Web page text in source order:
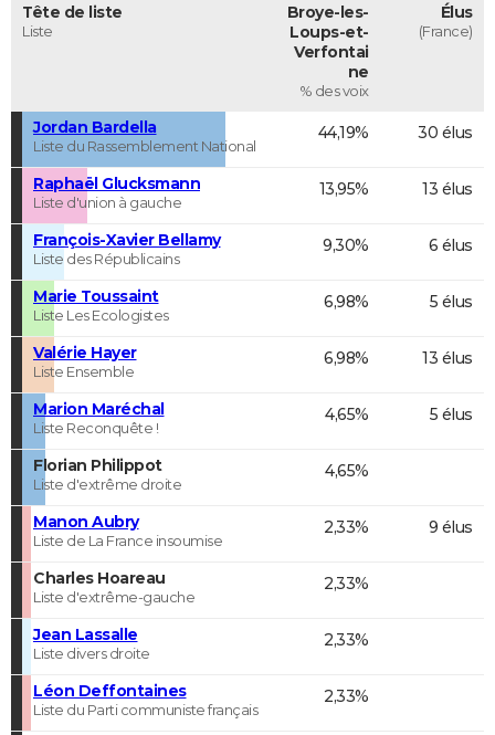
Tête de liste
Liste
Broye-les-
Loups-et-
Verfontai
ne
% des voix
Élus
(France)
Jordan Bardella
Liste du Rassemblement National
44,19% 30 élus
Raphaël Glucksmann
Liste d'union à gauche
13,95% 13 élus
François-Xavier Bellamy
Liste des Républicains
9,30% 6 élus
Marie Toussaint
Liste Les Ecologistes
6,98% 5 élus
Valérie Hayer
Liste Ensemble
6,98% 13 élus
Marion Maréchal
Liste Reconquête !
4,65% 5 élus
Florian Philippot
Liste d'extrême droite
4,65%
Manon Aubry
Liste de La France insoumise
2,33% 9 élus
Charles Hoareau
Liste d'extrême-gauche
2,33%
Jean Lassalle
Liste divers droite
2,33%
Léon Deffontaines
Liste du Parti communiste français
2,33%